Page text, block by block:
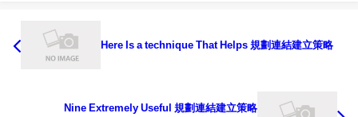
Here Is a technique That Helps 規劃連結建立策略
Nine Extremely Useful 規劃連結建立策略